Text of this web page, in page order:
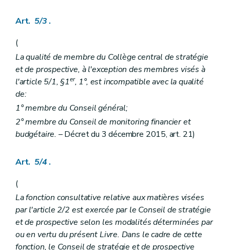
Art. 343
Art. 344
Chapitre VI Programmation et accords de principe
Art. 346
Art. 347
Section 2
Accord de principe
Art. 348
Art. 352
Art. 353
Art. 354
Art. 355
Art. 356
Art. 357
Art. 5/3 .
(
La qualité de membre du Collège central de stratégie
et de prospective, à l'exception des membres visés à
l'article 5/1, §1er, 1°, est incompatible avec la qualité
de:
1° membre du Conseil général;
2° membre du Conseil de monitoring financier et
budgétaire. – Décret du 3 décembre 2015, art. 21)
Art. 5/4 .
(
La fonction consultative relative aux matières visées
par l'article 2/2 est exercée par le Conseil de stratégie
et de prospective selon les modalités déterminées par
ou en vertu du présent Livre. Dans le cadre de cette
fonction, le Conseil de stratégie et de prospective